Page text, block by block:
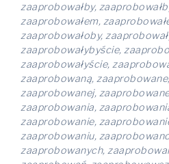
zaaprobowałby,
zaaprobowałem,
zaaprobowałoby,
zaaprobowałybyście,
zaaprobowałyście,
zaaprobowaną,
zaaprobowanej,
zaaprobowania,
zaaprobowanie,
zaaprobowaniu,
zaaprobowanych,